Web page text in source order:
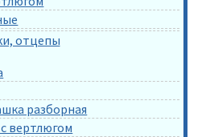
отцепы
разборная
вертлюгом